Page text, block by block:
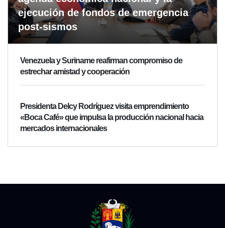
ejecución de fondos de emergencia
post-sismos
Venezuela y Suriname reafirman compromiso de
estrechar amistad y cooperación
Presidenta Delcy Rodríguez visita emprendimiento
«Boca Café» que impulsa la producción nacional hacia
mercados internacionales